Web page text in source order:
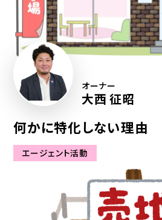
オーナー
大西 征昭
何かに特化しない理由
エージェント活動